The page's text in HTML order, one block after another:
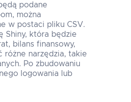
podane
można
w postaci pliku CSV.
Shiny, która będzie
bilans finansowy,
różne narzędzia, takie
Po zbudowaniu
logowania lub